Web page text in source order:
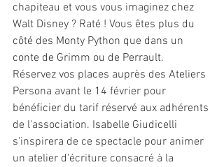
chapiteau et vous vous imaginez chez
Walt Disney ? Raté ! Vous êtes plus du
côté des Monty Python que dans un
conte de Grimm ou de Perrault.
Réservez vos places auprès des Ateliers
Persona avant le 14 février pour
bénéficier du tarif réservé aux adhérents
de l'association. Isabelle Giudicelli
s'inspirera de ce spectacle pour animer
un atelier d'écriture consacré à la